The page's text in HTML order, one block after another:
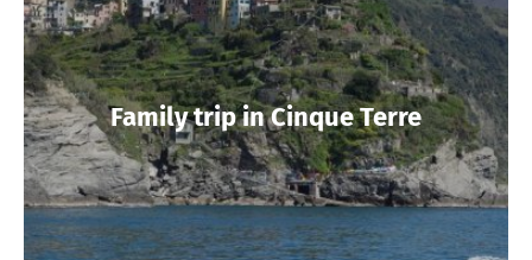
Family trip in Cinque Terre